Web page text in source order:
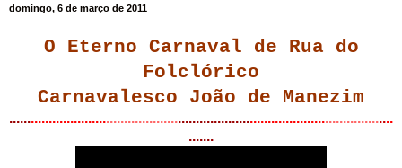
domingo, 6 de março de 2011
O Eterno Carnaval de Rua do
Folclórico
Carnavalesco João de Manezim
...........................................................................................................
.......